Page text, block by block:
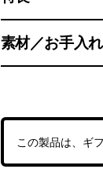
素材／お手入
この製品は、ギ